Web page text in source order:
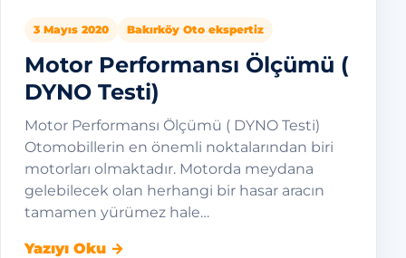
3 Mayıs 2020 Bakırköy Oto ekspertiz
Motor Performansı Ölçümü (
DYNO Testi)
Motor Performansı Ölçümü ( DYNO Testi)
Otomobillerin en önemli noktalarından biri
motorları olmaktadır. Motorda meydana
gelebilecek olan herhangi bir hasar aracın
tamamen yürümez hale…
Yazıyı Oku →